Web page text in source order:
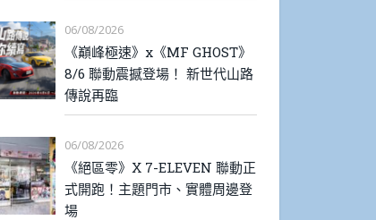
06/08/2026
《巔峰極速》x《MF GHOST》
8/6 聯動震撼登場！ 新世代山路
傳說再臨
06/08/2026
《絕區零》X 7-ELEVEN 聯動正
式開跑！主題門市、實體周邊登
場